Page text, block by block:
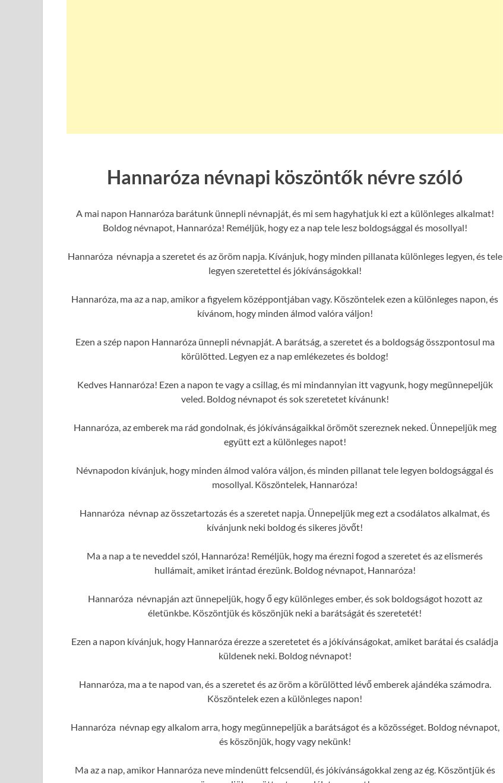
Hannaróza névnapi köszöntők névre szóló
A mai napon Hannaróza barátunk ünnepli névnapját, és mi sem hagyhatjuk ki ezt a különleges alkalmat!
Boldog névnapot, Hannaróza! Reméljük, hogy ez a nap tele lesz boldogsággal és mosollyal!
Hannaróza névnapja a szeretet és az öröm napja. Kívánjuk, hogy minden pillanata különleges legyen, és tele
legyen szeretettel és jókívánságokkal!
Hannaróza, ma az a nap, amikor a figyelem középpontjában vagy. Köszöntelek ezen a különleges napon, és
kívánom, hogy minden álmod valóra váljon!
Ezen a szép napon Hannaróza ünnepli névnapját. A barátság, a szeretet és a boldogság összpontosul ma
körülötted. Legyen ez a nap emlékezetes és boldog!
Kedves Hannaróza! Ezen a napon te vagy a csillag, és mi mindannyian itt vagyunk, hogy megünnepeljük
veled. Boldog névnapot és sok szeretetet kívánunk!
Hannaróza, az emberek ma rád gondolnak, és jókívánságaikkal örömöt szereznek neked. Ünnepeljük meg
együtt ezt a különleges napot!
Névnapodon kívánjuk, hogy minden álmod valóra váljon, és minden pillanat tele legyen boldogsággal és
mosollyal. Köszöntelek, Hannaróza!
Hannaróza névnap az összetartozás és a szeretet napja. Ünnepeljük meg ezt a csodálatos alkalmat, és
kívánjunk neki boldog és sikeres jövőt!
Ma a nap a te neveddel szól, Hannaróza! Reméljük, hogy ma érezni fogod a szeretet és az elismerés
hullámait, amiket irántad érezünk. Boldog névnapot, Hannaróza!
Hannaróza névnapján azt ünnepeljük, hogy ő egy különleges ember, és sok boldogságot hozott az
életünkbe. Köszöntjük és köszönjük neki a barátságát és szeretetét!
Ezen a napon kívánjuk, hogy Hannaróza érezze a szeretetet és a jókívánságokat, amiket barátai és családja
küldenek neki. Boldog névnapot!
Hannaróza, ma a te napod van, és a szeretet és az öröm a körülötted lévő emberek ajándéka számodra.
Köszöntelek ezen a különleges napon!
Hannaróza névnap egy alkalom arra, hogy megünnepeljük a barátságot és a közösséget. Boldog névnapot,
és köszönjük, hogy vagy nekünk!
Ma az a nap, amikor Hannaróza neve mindenütt felcsendül, és jókívánságokkal zeng az ég. Köszöntjük és